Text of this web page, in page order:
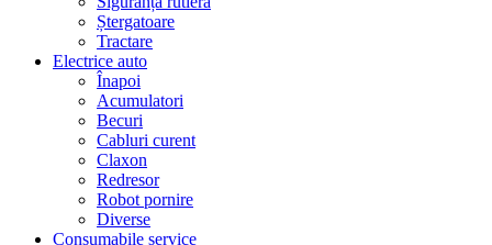
Ștergatoare
Tractare
Electrice auto
Înapoi
Acumulatori
Becuri
Cabluri curent
Claxon
Redresor
Robot pornire
Diverse
Consumabile service